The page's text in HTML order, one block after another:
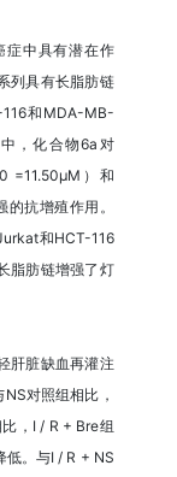
症中具有潜在作
列具有长脂肪链
和MDA-MB-
，化合物6a对
=11.50μM）和
抗增殖作用。
和HCT-116
脂肪链增强了灯
肝脏缺血再灌注
对照组相比，
，I / R + Bre组
低。与I / R + NS